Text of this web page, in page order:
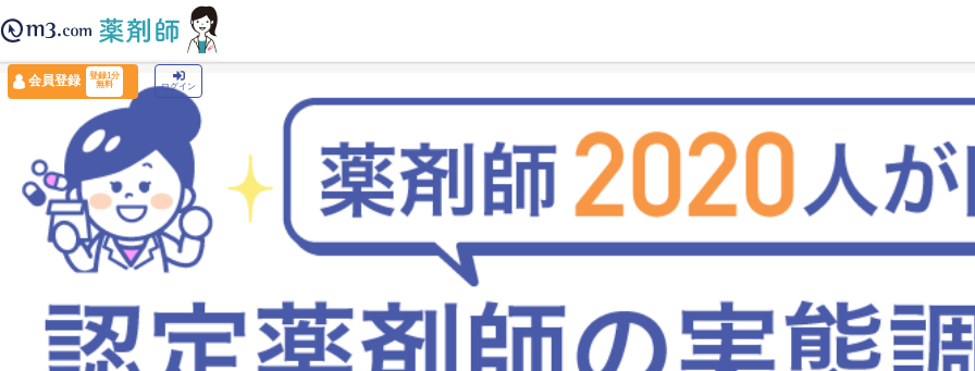
会員登録
登録1分
無料
ログイン
› 認定薬剤師の実態調査2020